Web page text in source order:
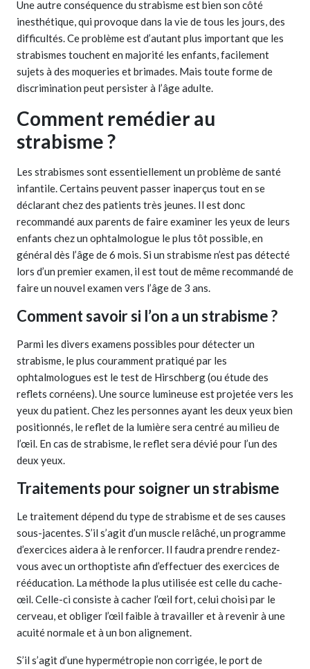
Une autre conséquence du strabisme est bien son côté
inesthétique, qui provoque dans la vie de tous les jours, des
difficultés. Ce problème est d’autant plus important que les
strabismes touchent en majorité les enfants, facilement
sujets à des moqueries et brimades. Mais toute forme de
discrimination peut persister à l’âge adulte.
Comment remédier au
strabisme ?
Les strabismes sont essentiellement un problème de santé
infantile. Certains peuvent passer inaperçus tout en se
déclarant chez des patients très jeunes. Il est donc
recommandé aux parents de faire examiner les yeux de leurs
enfants chez un ophtalmologue le plus tôt possible, en
général dès l’âge de 6 mois. Si un strabisme n’est pas détecté
lors d’un premier examen, il est tout de même recommandé de
faire un nouvel examen vers l’âge de 3 ans.
Comment savoir si l’on a un strabisme ?
Parmi les divers examens possibles pour détecter un
strabisme, le plus couramment pratiqué par les
ophtalmologues est le test de Hirschberg (ou étude des
reflets cornéens). Une source lumineuse est projetée vers les
yeux du patient. Chez les personnes ayant les deux yeux bien
positionnés, le reflet de la lumière sera centré au milieu de
l’œil. En cas de strabisme, le reflet sera dévié pour l’un des
deux yeux.
Traitements pour soigner un strabisme
Le traitement dépend du type de strabisme et de ses causes
sous-jacentes. S’il s’agit d’un muscle relâché, un programme
d’exercices aidera à le renforcer. Il faudra prendre rendez-
vous avec un orthoptiste afin d’effectuer des exercices de
rééducation. La méthode la plus utilisée est celle du cache-
œil. Celle-ci consiste à cacher l’œil fort, celui choisi par le
cerveau, et obliger l’œil faible à travailler et à revenir à une
acuité normale et à un bon alignement.
S’il s’agit d’une hypermétropie non corrigée, le port de